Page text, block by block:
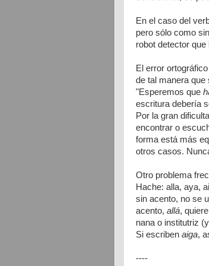
En el caso del
pero sólo como
robot detector
El error
de tal manera
"Esperemos que
escritura debería
Por la gran
encontrar o
forma está más
otros casos.
Otro problema
Hache: alla, aya,
sin acento, no se
acento, allá,
nana o institutriz
Si escriben aiga,
----